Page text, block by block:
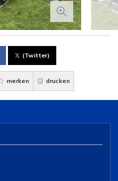
(Twitter)
merken drucken